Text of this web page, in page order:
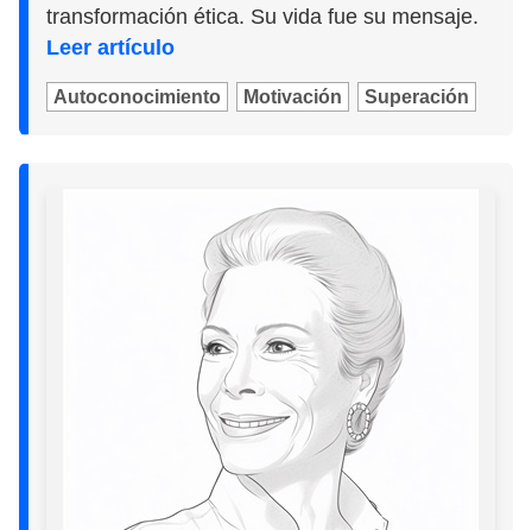
transformación ética. Su vida fue su mensaje.
Leer artículo
Autoconocimiento Motivación Superación